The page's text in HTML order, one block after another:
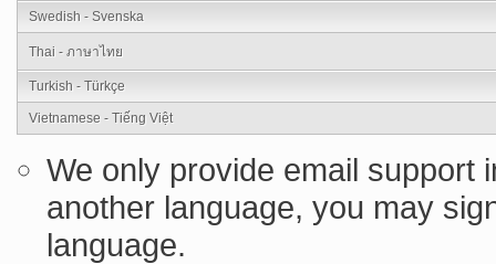
Swedish - Svenska
Thai - ภาษาไทย
Turkish - Türkçe
Vietnamese - Tiếng Việt
We only provide email support
another language, you may
language.